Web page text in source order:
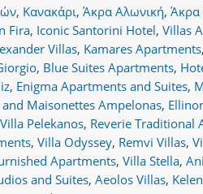
, Κανακάρι, Άκρα Αλωνική, Άκρα
Fira, Iconic Santorini Hotel, Villas
Villas, Kamares Apartments,
, Blue Suites Apartments,
, Enigma Apartments and Suites,
Maisonettes Ampelonas,
Villa Pelekanos, Reverie Traditional
, Villa Odyssey, Remvi Villas,
Apartments, Villa Stella,
and Suites, Aeolos Villas,